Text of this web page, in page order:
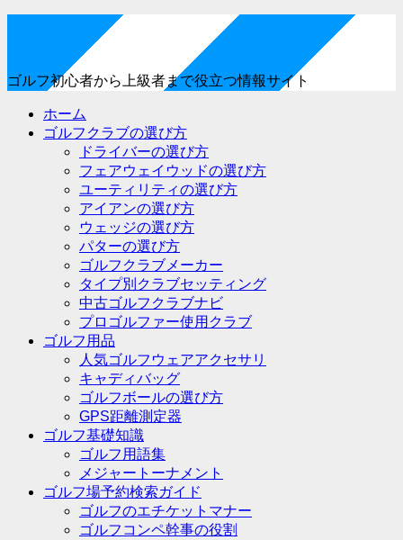
ゴルフ初心者から上級者まで役立つ情報サイト
ホーム
ゴルフクラブの選び方
ドライバーの選び方
フェアウェイウッドの選び方
ユーティリティの選び方
アイアンの選び方
ウェッジの選び方
パターの選び方
ゴルフクラブメーカー
タイプ別クラブセッティング
中古ゴルフクラブナビ
プロゴルファー使用クラブ
ゴルフ用品
人気ゴルフウェアアクセサリ
キャディバッグ
ゴルフボールの選び方
GPS距離測定器
ゴルフ基礎知識
ゴルフ用語集
メジャートーナメント
ゴルフ場予約検索ガイド
ゴルフのエチケットマナー
ゴルフコンペ幹事の役割